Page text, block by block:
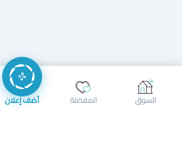
إرسال رسالة
أضف إعلان المفضلة السوق